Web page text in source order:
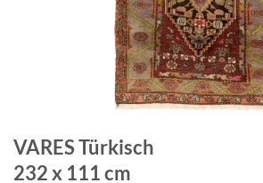
VARES Türkisch
232 x 111 cm